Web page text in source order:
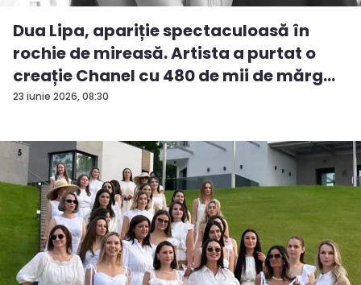
23 iunie 2026, 08:30
Dua Lipa, apariție spectaculoasă în
rochie de mireasă. Artista a purtat o
creație Chanel cu 480 de mii de mărg...